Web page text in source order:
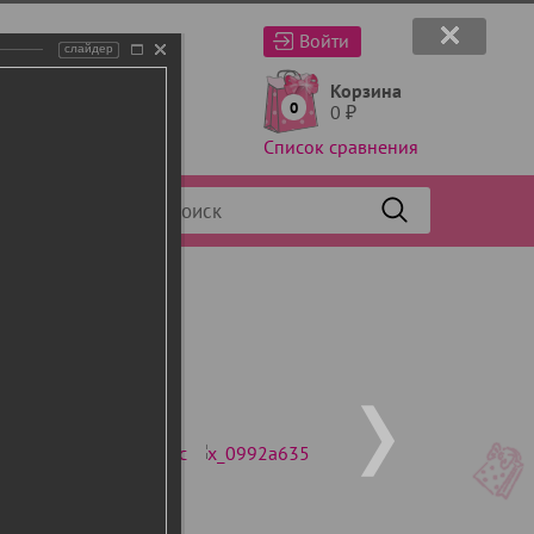
Войти
0
Корзина
0 ₽
Список сравнения
слайдер